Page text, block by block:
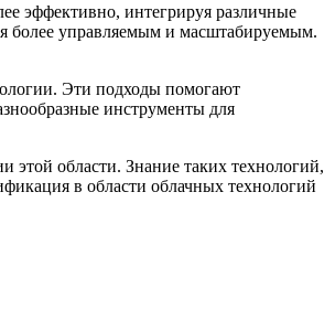
эффективно, интегрируя различные
более управляемым и масштабируемым.
Эти подходы помогают
инструменты для
области. Знание таких технологий,
в области облачных технологий